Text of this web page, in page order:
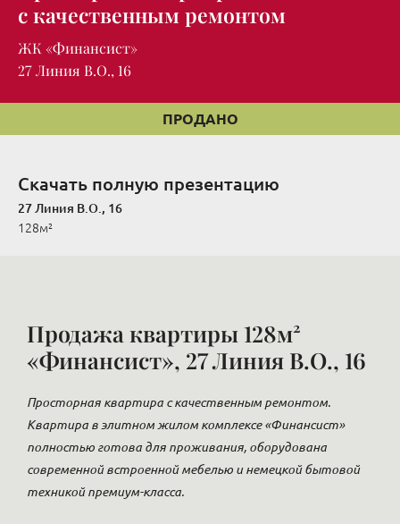
с качественным ремонтом
ЖК «Финансист»
27 Линия В.О., 16
ПРОДАНО
Скачать полную презентацию
27 Линия В.О., 16
128м²
Продажа квартиры 128м²
«Финансист», 27 Линия В.О., 16
Просторная квартира с качественным ремонтом.
Квартира в элитном жилом комплексе «Финансист»
полностью готова для проживания, оборудована
современной встроенной мебелью и немецкой бытовой
техникой премиум-класса.